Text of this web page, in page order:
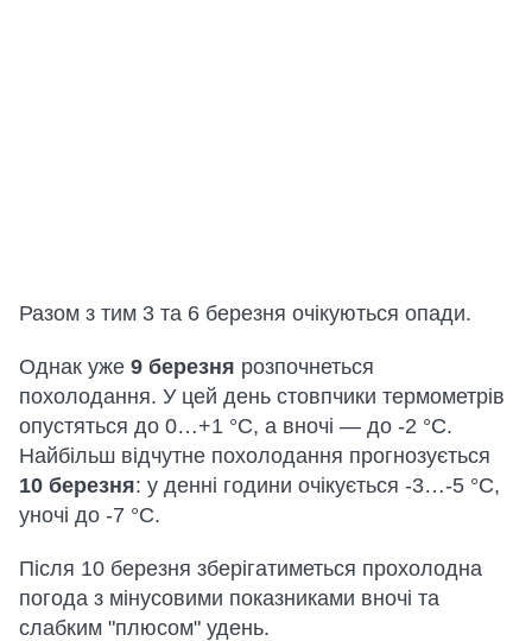
Разом з тим 3 та 6 березня очікуються опади.
Однак уже 9 березня розпочнеться
похолодання. У цей день стовпчики термометрів
опустяться до 0…+1 °C, а вночі — до -2 °C.
Найбільш відчутне похолодання прогнозується
10 березня: у денні години очікується -3…-5 °C,
уночі до -7 °C.
Після 10 березня зберігатиметься прохолодна
погода з мінусовими показниками вночі та
слабким "плюсом" удень.